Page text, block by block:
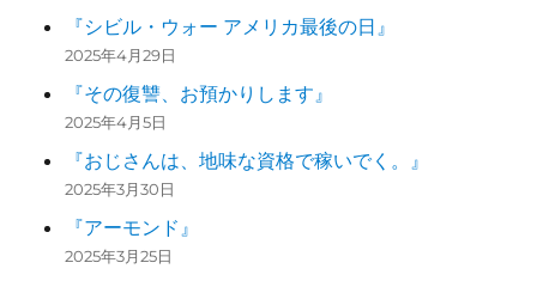
『シビル・ウォー アメリカ最後の日』
2025年4月29日
『その復讐、お預かりします』
2025年4月5日
『おじさんは、地味な資格で稼いでく。』
2025年3月30日
『アーモンド』
2025年3月25日